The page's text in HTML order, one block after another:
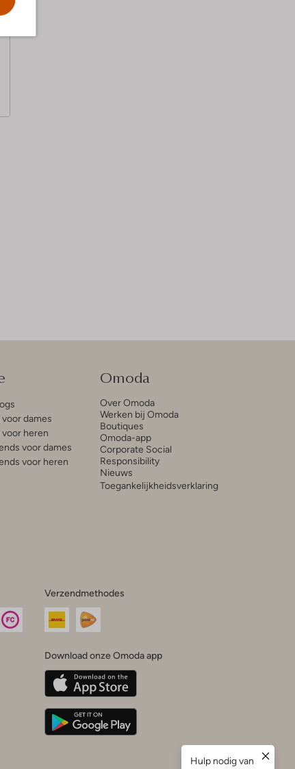
dames
heren
voor dames
voor heren
Omoda
Over Omoda
Werken bij Omoda
Boutiques
Omoda-app
Corporate Social
Responsibility
Nieuws
Toegankelijkheidsverklaring
Verzendmethodes
Download onze Omoda app